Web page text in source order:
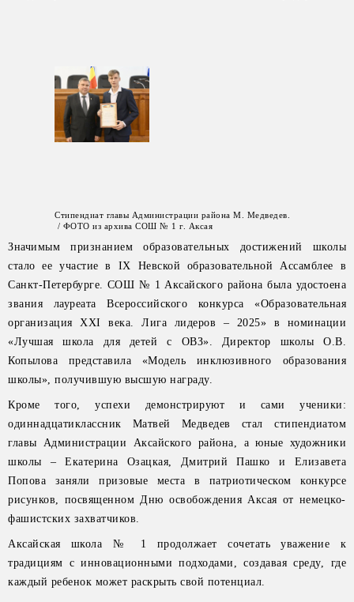
Стипендиат главы Администрации района М. Медведев.
/ ФОТО из архива СОШ № 1 г. Аксая
Значимым признанием образовательных достижений школы
стало ее участие в IX Невской образовательной Ассамблее в
Санкт-Петербурге. СОШ № 1 Аксайского района была удостоена
звания лауреата Всероссийского конкурса «Образовательная
организация XXI века. Лига лидеров – 2025» в номинации
«Лучшая школа для детей с ОВЗ». Директор школы О.В.
Копылова представила «Модель инклюзивного образования
школы», получившую высшую награду.
Кроме того, успехи демонстрируют и сами ученики:
одиннадцатиклассник Матвей Медведев стал стипендиатом
главы Администрации Аксайского района, а юные художники
школы – Екатерина Озацкая, Дмитрий Пашко и Елизавета
Попова заняли призовые места в патриотическом конкурсе
рисунков, посвященном Дню освобождения Аксая от немецко-
фашистских захватчиков.
Аксайская школа № 1 продолжает сочетать уважение к
традициям с инновационными подходами, создавая среду, где
каждый ребенок может раскрыть свой потенциал.